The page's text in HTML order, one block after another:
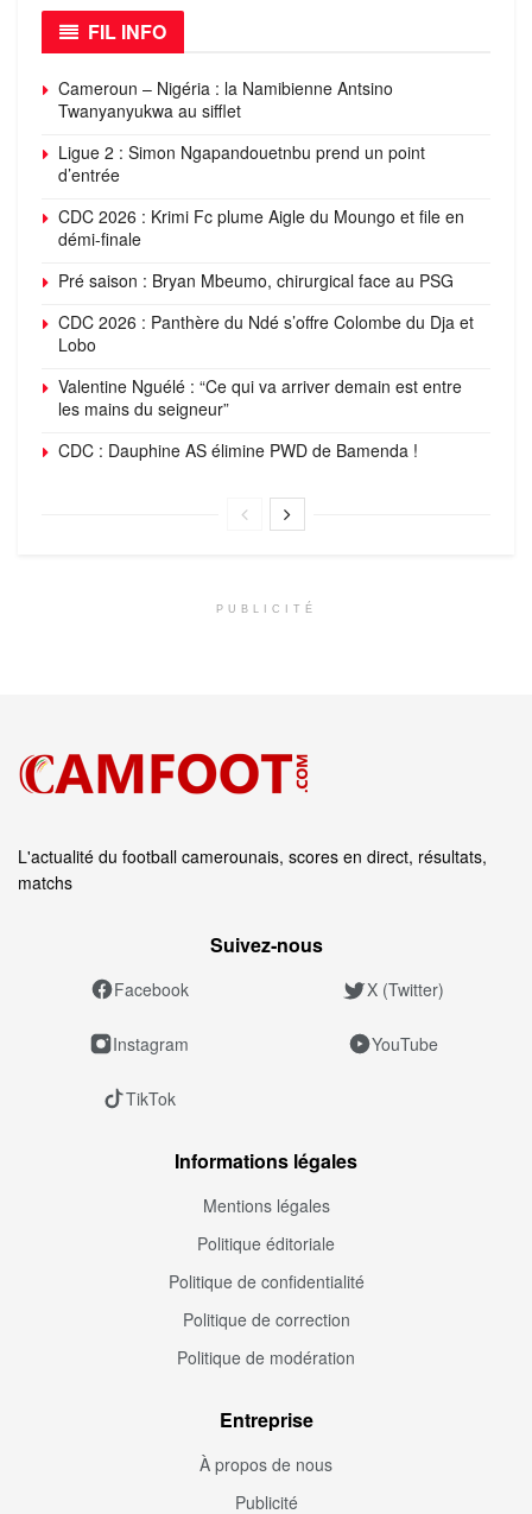
FIL INFO
Cameroun – Nigéria : la Namibienne Antsino
Twanyanyukwa au sifflet
Ligue 2 : Simon Ngapandouetnbu prend un point
d’entrée
CDC 2026 : Krimi Fc plume Aigle du Moungo et file en
démi-finale
Pré saison : Bryan Mbeumo, chirurgical face au PSG
CDC 2026 : Panthère du Ndé s’offre Colombe du Dja et
Lobo
Valentine Nguélé : “Ce qui va arriver demain est entre
les mains du seigneur”
CDC : Dauphine AS élimine PWD de Bamenda !
PUBLICITÉ
L'actualité du football camerounais, scores en direct, résultats,
matchs
Suivez‑nous
Facebook X (Twitter)
Instagram YouTube
TikTok
Informations légales
Mentions légales
Politique éditoriale
Politique de confidentialité
Politique de correction
Politique de modération
Entreprise
À propos de nous
Publicité